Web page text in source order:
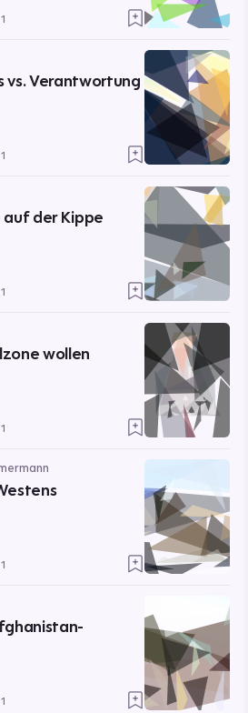
vs. Verantwortung
auf der Kippe
wollen